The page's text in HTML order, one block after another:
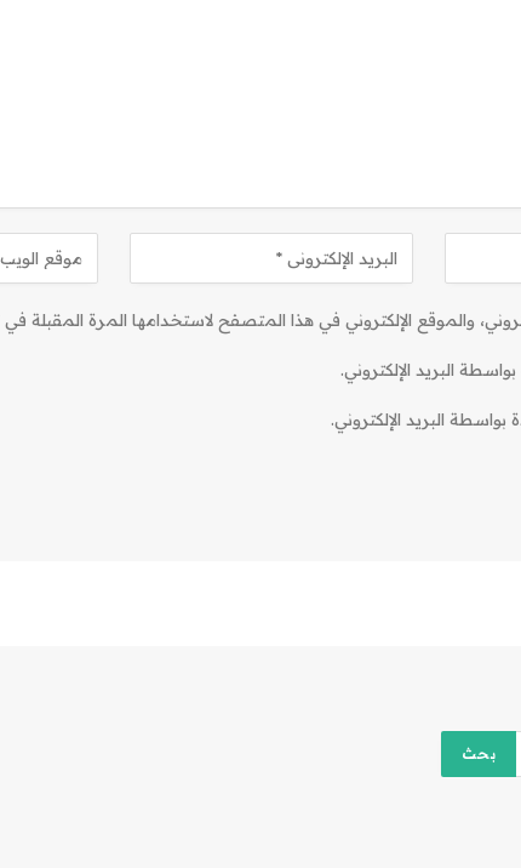
والموقع الإلكتروني في هذا المتصفح لاستخدامها المرة المقبلة في
البريد الإلكتروني.
البريد الإلكتروني.